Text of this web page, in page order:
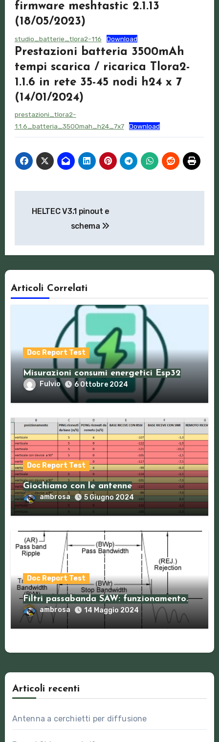
firmware meshtastic 2.1.13
(18/05/2023)
studio_batterie_tlora2-116 Download
Prestazioni batteria 3500mAh
tempi scarica / ricarica Tlora2-
1.1.6 in rete 35-45 nodi h24 x 7
(14/01/2024)
prestazioni_tlora2-
1.1.6_batteria_3500mah_h24_7x7
Download
HELTEC V3.1 pinout e
schema
Articoli Correlati
Doc Report Test
Misurazioni consumi energetici Esp32
Fulvio 6 Ottobre 2024
Doc Report Test
Giochiamo con le antenne
ambrosa 5 Giugno 2024
Doc Report Test
Filtri passabanda SAW: funzionamento.
ambrosa 14 Maggio 2024
Articoli recenti
Antenna a cerchietti per diffusione